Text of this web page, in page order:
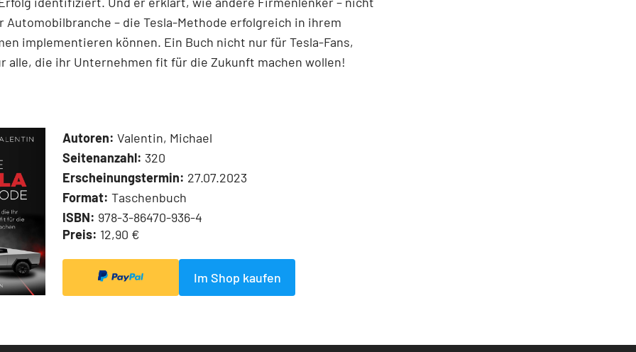
Automobilbranche – die Tesla-Methode erfolgreich in ihrem
implementieren können. Ein Buch nicht nur für Tesla-Fans,
alle, die ihr Unternehmen fit für die Zukunft machen wollen!
Autoren: Valentin, Michael
Seitenanzahl: 320
Erscheinungstermin: 27.07.2023
Format: Taschenbuch
ISBN: 978-3-86470-936-4
Preis: 12,90 €
Im Shop kaufen